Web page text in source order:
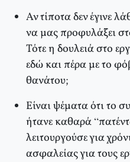
Αν τίποτα δεν έγινε
να μας προφυλάξει
Τότε η δουλειά στο
εδώ και πέρα με το
θανάτου;
Είναι ψέματα ότι το
ήτανε καθαρά
λειτουργούσε για
ασφαλείας για τους